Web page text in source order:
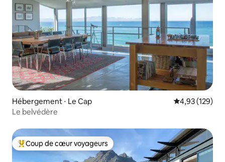
Hébergement ⋅ Le Cap Évaluation
4,93 (129)
Le belvédère
Coups de cœur voyageurs les plus appréciés
Coup de cœur voyageurs